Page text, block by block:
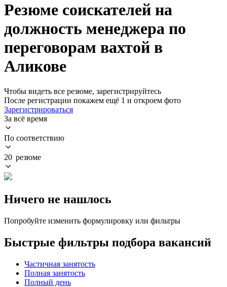
Резюме соискателей на
должность менеджера по
переговорам вахтой в
Аликове
Чтобы видеть все резюме, зарегистрируйтесь
После регистрации покажем ещё 1 и откроем фото
Зарегистрироваться
За всё время
По соответствию
20 резюме
Ничего не нашлось
Попробуйте изменить формулировку или фильтры
Быстрые фильтры подбора вакансий
Частичная занятость
Полная занятость
Полный день